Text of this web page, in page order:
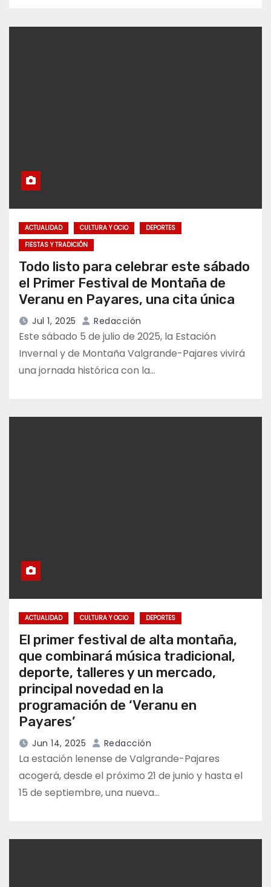
ACTUALIDAD CULTURA Y OCIO
DEPORTES
FIESTAS Y TRADICIÓN
Todo listo para celebrar este sábado
el Primer Festival de Montaña de
Veranu en Payares, una cita única
Jul 1, 2025 Redacción
Este sábado 5 de julio de 2025, la Estación
Invernal y de Montaña Valgrande-Pajares vivirá
una jornada histórica con la…
ACTUALIDAD CULTURA Y OCIO DEPORTES
El primer festival de alta montaña,
que combinará música tradicional,
deporte, talleres y un mercado,
principal novedad en la
programación de ‘Veranu en
Payares’
Jun 14, 2025 Redacción
La estación lenense de Valgrande-Pajares
acogerá, desde el próximo 21 de junio y hasta el
15 de septiembre, una nueva…